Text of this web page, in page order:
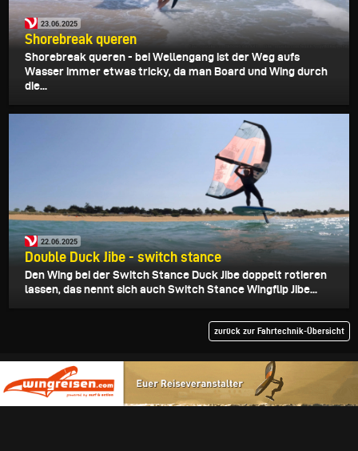
23.06.2025
Shorebreak queren
Shorebreak queren - bei Wellengang ist der Weg aufs
Wasser immer etwas tricky, da man Board und Wing durch
die...
22.06.2025
Double Duck Jibe - switch stance
Den Wing bei der Switch Stance Duck Jibe doppelt rotieren
lassen, das nennt sich auch Switch Stance Wingflip Jibe...
zurück zur Fahrtechnik-Übersicht